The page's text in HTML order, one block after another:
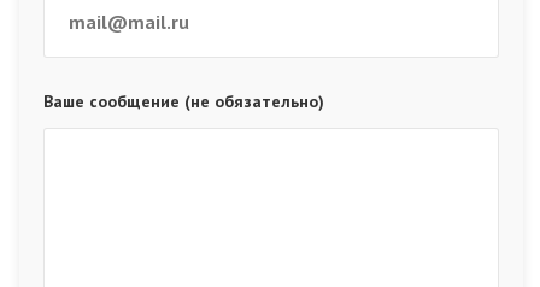
Ваше сообщение (не обязательно)